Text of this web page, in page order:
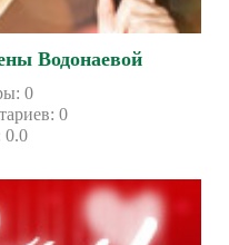
Водонаевой
: 0
: 0
0.0